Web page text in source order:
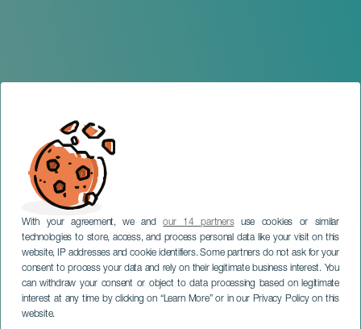
With your agreement, we andour 14 partnersuse cookies or similar
technologies to store, access, and process personal data like your visit on this
website, IP addresses and cookie identifiers. Some partners do not ask for your
consent to process your data and rely on their legitimate business interest. You
can withdraw your consent or object to data processing based on legitimate
interest at any time by clicking on “Learn More” or in our Privacy Policy on this
website.Navidad en Arrecife
LANZAROTE